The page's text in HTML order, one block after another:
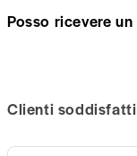
Posso ricevere
Clienti soddisfatti